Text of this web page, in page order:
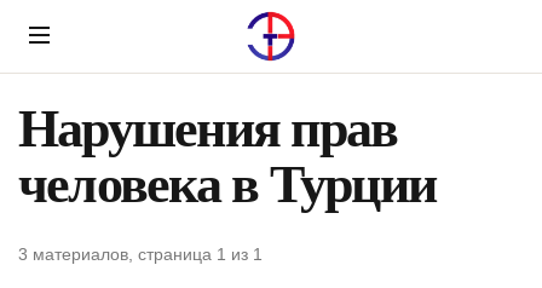
Menu
Нарушения прав
человека в Турции
3 материалов, страница 1 из 1